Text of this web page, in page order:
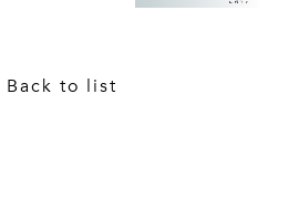
Back to list